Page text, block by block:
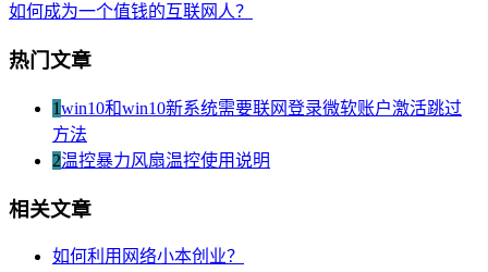
如何成为一个值钱的互联网人？
热门文章
1win10和win10新系统需要联网登录微软账户激活跳过
方法
2温控暴力风扇温控使用说明
相关文章
如何利用网络小本创业？